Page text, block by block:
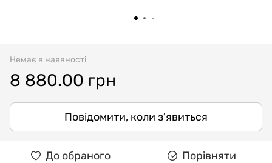
Немає в наявності
8 880.00 грн
Повідомити, коли з'явиться
До обраного Порівняти